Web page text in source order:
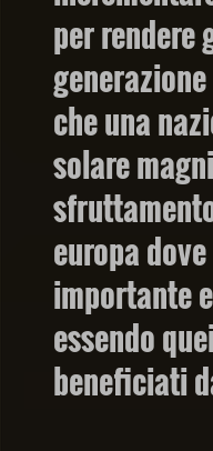
per rendere
che una
solare
europa
importante
essendo
beneficiati